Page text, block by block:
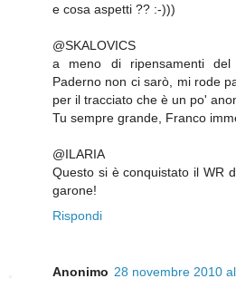
e cosa aspetti ?? :-)))
@SKALOVICS
a meno di ripensamenti
Paderno non ci sarò, mi rode
per il tracciato che è un po'
Tu sempre grande, Franco
@ILARIA
Questo si è conquistato il WR
garone!
Rispondi
Anonimo 28 novembre 2010